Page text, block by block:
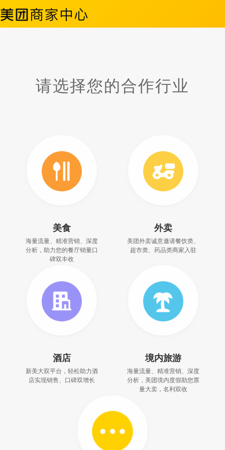
请选择您的合作行业
美食
海量流量、精准营销、深度
分析，助力您的餐厅销量口
碑双丰收
外卖
美团外卖诚意邀请餐饮类、
超市类、药品类商家入驻
酒店
新美大双平台，轻松助力酒
店实现销售、口碑双增长
境内旅游
海量流量、精准营销、深度
分析，美团境内度假助您票
量大卖，名利双收